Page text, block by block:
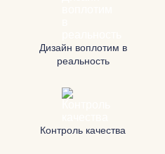
Дизайн воплотим в
реальность
Контроль качества